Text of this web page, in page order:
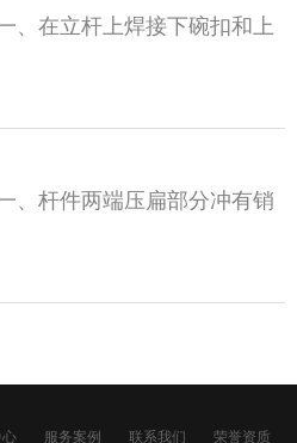
、在立杆上焊接下碗扣和上
、杆件两端压扁部分冲有销
服务案例 联系我们 荣誉资质